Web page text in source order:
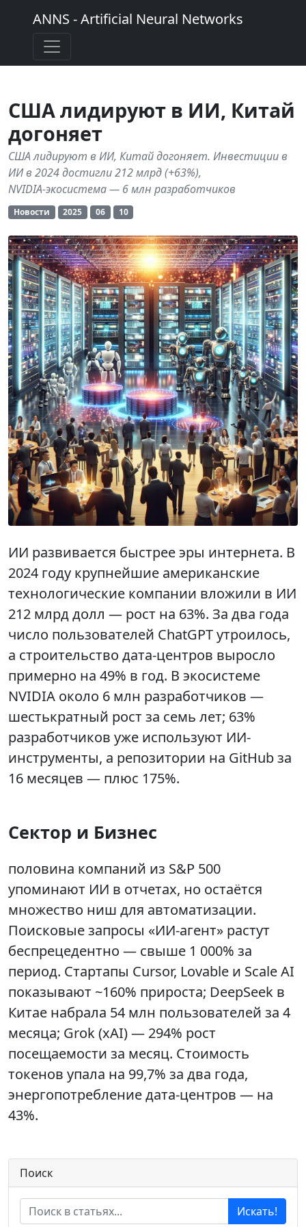
ANNS - Artificial Neural Networks
США лидируют в ИИ, Китай
догоняет
США лидируют в ИИ, Китай догоняет. Инвестиции в
ИИ в 2024 достигли 212 млрд (+63%),
NVIDIA‑экосистема — 6 млн разработчиков
Новости 2025 06 10
ИИ развивается быстрее эры интернета. В
2024 году крупнейшие американские
технологические компании вложили в ИИ
212 млрд долл — рост на 63%. За два года
число пользователей ChatGPT утроилось,
а строительство дата-центров выросло
примерно на 49% в год. В экосистеме
NVIDIA около 6 млн разработчиков —
шестькратный рост за семь лет; 63%
разработчиков уже используют ИИ-
инструменты, а репозитории на GitHub за
16 месяцев — плюс 175%.
Сектор и Бизнес
половина компаний из S&P 500
упоминают ИИ в отчетах, но остаётся
множество ниш для автоматизации.
Поисковые запросы «ИИ-агент» растут
беспрецедентно — свыше 1 000% за
период. Стартапы Cursor, Lovable и Scale AI
показывают ~160% прироста; DeepSeek в
Китае набрала 54 млн пользователей за 4
месяца; Grok (xAI) — 294% рост
посещаемости за месяц. Стоимость
токенов упала на 99,7% за два года,
энергопотребление дата-центров — на
43%.
Поиск
Искать!